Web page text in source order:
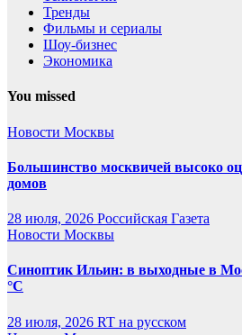
Тренды
Фильмы и сериалы
Шоу-бизнес
Экономика
You missed
Новости Москвы
Большинство москвичей высоко
домов
28 июля, 2026 Российская Газета
Новости Москвы
Синоптик Ильин: в выходные в
°C
28 июля, 2026 RT на русском